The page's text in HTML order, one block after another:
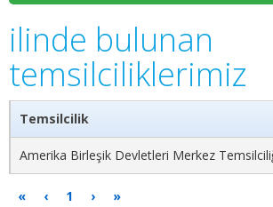
ilinde bulunan
temsilciliklerimiz
Temsilcilik
Amerika Birleşik Devletleri Merkez
« ‹ 1 › »